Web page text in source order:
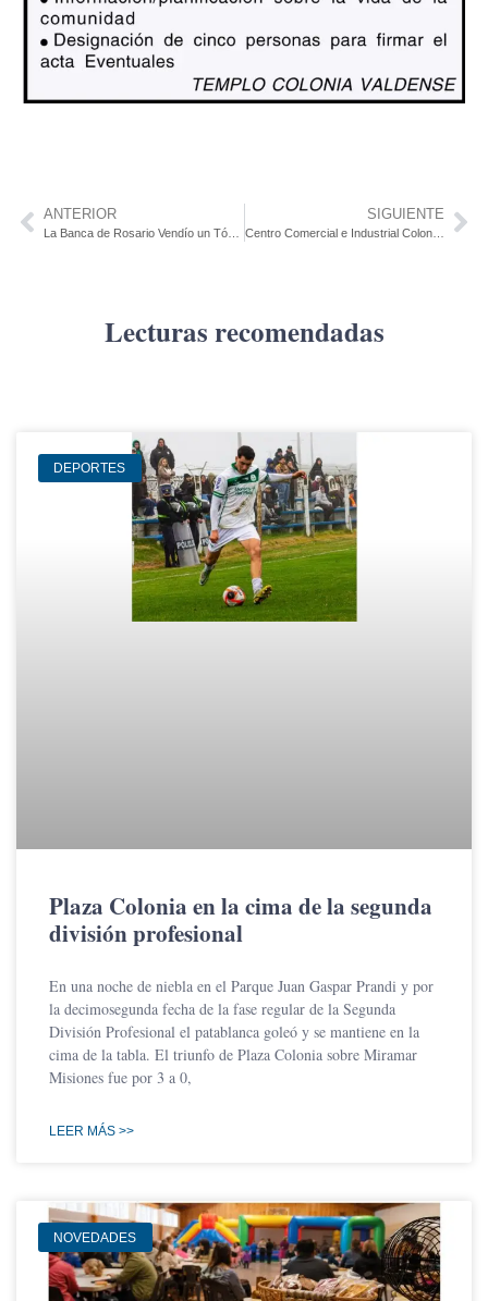
ANTERIOR SIGUIENTE
Centro Comercial e Industrial Colonia Valdense Asamblea Extraordinaria
Lecturas recomendadas
DEPORTES
Plaza Colonia en la cima de la segunda
división profesional
En una noche de niebla en el Parque Juan Gaspar Prandi y por
la decimosegunda fecha de la fase regular de la Segunda
División Profesional el patablanca goleó y se mantiene en la
cima de la tabla. El triunfo de Plaza Colonia sobre Miramar
Misiones fue por 3 a 0,
LEER MÁS >>
NOVEDADES